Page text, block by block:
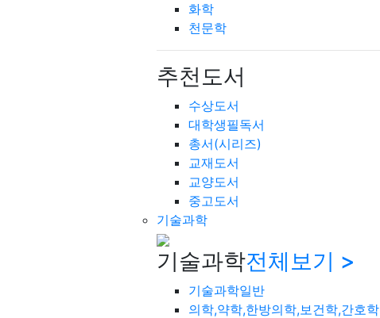
화학
천문학
추천도서
수상도서
대학생필독서
총서(시리즈)
교재도서
교양도서
중고도서
기술과학
기술과학전체보기 >
기술과학일반
의학,약학,한방의학,보건학,간호학